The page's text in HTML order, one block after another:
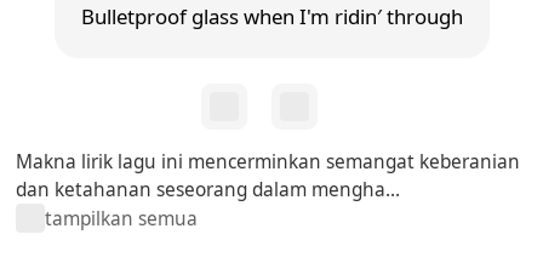
Bulletproof glass when I'm ridin′ through
Makna lirik lagu ini mencerminkan semangat keberanian
dan ketahanan seseorang dalam mengha...
tampilkan semua